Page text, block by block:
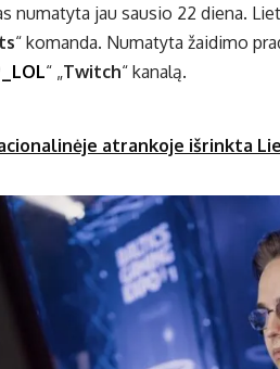
numatyta jau sausio 22 diena.
“ komanda. Numatyta žaidimo
“ „Twitch“ kanalą.
atrankoje išrinkta